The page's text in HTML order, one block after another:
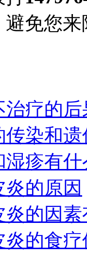
免您
治疗的后
染和
疹有
的原因
炎的因
炎的食疗